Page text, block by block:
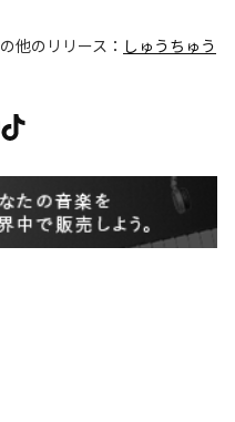
の他のリリース： しゅうちゅう